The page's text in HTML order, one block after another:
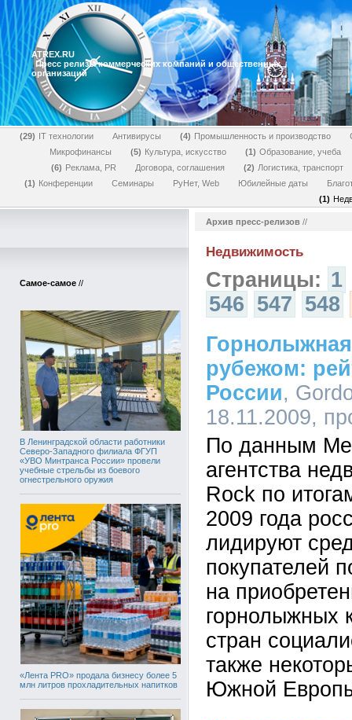
ATREX.RU
Пресс релизы коммерческих компаний и общественных
организаций
29 IT технологии Антивирусы 4 Промышленность и производство
Микрофинансы
5 Культура, искусство 1
Образование, учеба
6
Реклама, PR Договора, соглашения 2
Логистика, транспорт
1
Конференции Семинары РуНет, Web Юбилейные даты
1
Самое-самое //
В Ленинградской области работники
Северо-Западного филиала ФГУП
«УВО Минтранса России» провели
учебные стрельбы из боевого
огнестрельного оружия
«Лента PRO» продала бизнесу более 5
млн литров прохладительных напитков
Архив пресс-релизов //
Недвижимость
Страницы: 1
546 547 548
рубежом:
России,
18.11.2009,
По данным
агентства
Rock по
2009 года
лидируют
покупателей
на
горнолыжных
стран
также
Южной